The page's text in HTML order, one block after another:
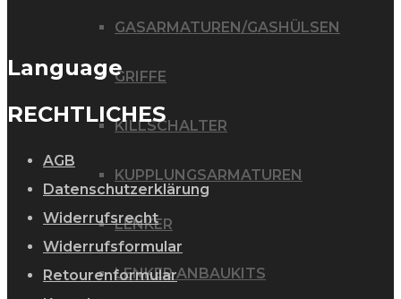
GASARMATUREN/GASHÜLSEN
GRIFFE
KILLSCHALTER
KUPPLUNGSARMATUREN
LENKER
LENKER ANBAUKITS
Language
RECHTLICHES
AGB
Datenschutzerklärung
Widerrufsrecht
Widerrufsformular
Retourenformular